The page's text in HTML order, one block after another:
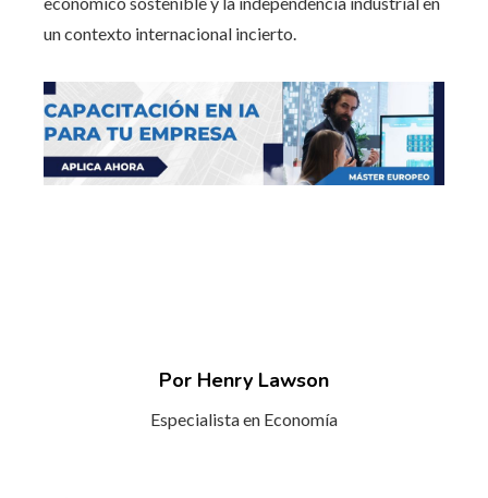
un contexto internacional incierto.
Por Henry Lawson
Especialista en Economía